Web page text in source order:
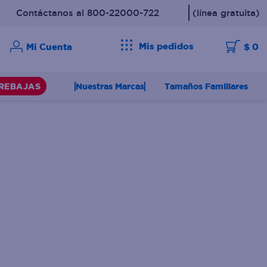
Contáctanos al 800-22000-722 (línea gratuita)
Mis pedidos $ 0
Nuestras Marcas Tamaños Familiares